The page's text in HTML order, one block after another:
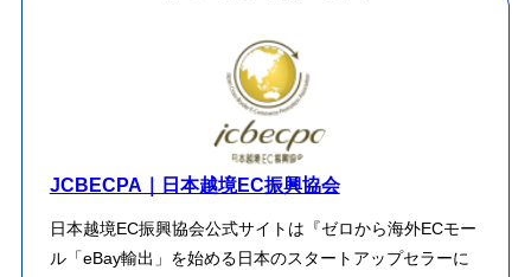
JCBECPA｜日本越境EC振興協会
日本越境EC振興協会公式サイトは『ゼロから海外ECモー
ル「eBay輸出」を始める日本のスタートアップセラーに